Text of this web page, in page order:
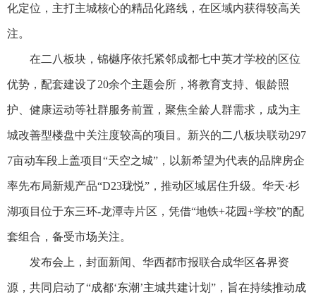
化定位，主打主城核心的精品化路线，在区域内获得较高关
注。
在二八板块，锦樾序依托紧邻成都七中英才学校的区位
优势，配套建设了20余个主题会所，将教育支持、银龄照
护、健康运动等社群服务前置，聚焦全龄人群需求，成为主
城改善型楼盘中关注度较高的项目。新兴的二八板块联动297
7亩动车段上盖项目“天空之城”，以新希望为代表的品牌房企
率先布局新规产品“D23珑悦”，推动区域居住升级。华天·杉
湖项目位于东三环-龙潭寺片区，凭借“地铁+花园+学校”的配
套组合，备受市场关注。
发布会上，封面新闻、华西都市报联合成华区各界资
源，共同启动了“成都‘东潮’主城共建计划”，旨在持续推动成